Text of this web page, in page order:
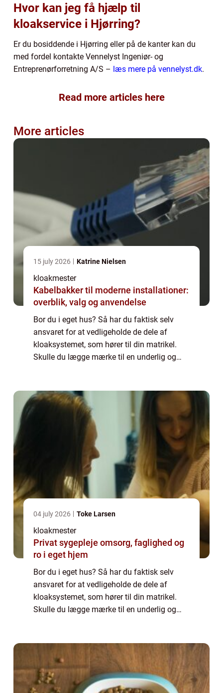
Hvor kan jeg få hjælp til
kloakservice i Hjørring?
Er du bosiddende i Hjørring eller på de kanter kan du
med fordel kontakte Vennelyst Ingeniør- og
Entreprenørforretning A/S – læs mere på vennelyst.dk.
Read more articles here
More articles
15 july 2026 Katrine Nielsen
kloakmester
Kabelbakker til moderne installationer:
overblik, valg og anvendelse
Bor du i eget hus? Så har du faktisk selv
ansvaret for at vedligeholde de dele af
kloaksystemet, som hører til din matrikel.
Skulle du lægge mærke til en underlig og
af s...
04 july 2026 Toke Larsen
kloakmester
Privat sygepleje omsorg, faglighed og
ro i eget hjem
Bor du i eget hus? Så har du faktisk selv
ansvaret for at vedligeholde de dele af
kloaksystemet, som hører til din matrikel.
Skulle du lægge mærke til en underlig og